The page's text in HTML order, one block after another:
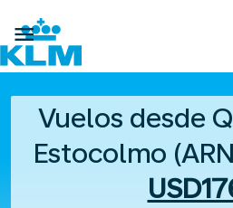

Vuelos desde
Estocolmo